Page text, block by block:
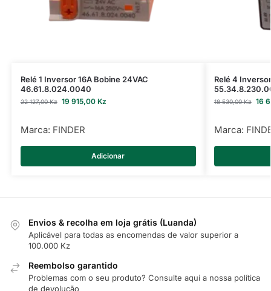
Relé 1 Inversor 16A Bobine 24VAC
46.61.8.024.0040
22 127,00Kz 19 915,00 Kz
Marca: FINDER
Adicionar
Relé 4
18 530,00Kz 16
Marca:
Envios & recolha em loja grátis (Luanda)
Aplicável para todas as encomendas de valor superior a
100.000 Kz
Reembolso garantido
Problemas com o seu produto? Consulte aqui a nossa política
de devolução